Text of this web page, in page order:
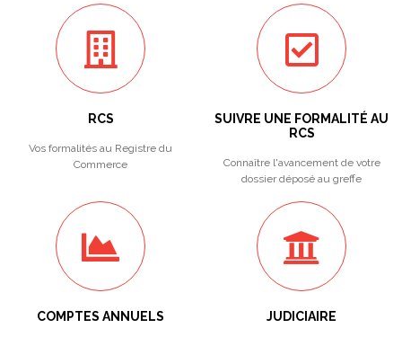
RCS
Vos formalités au Registre du
Commerce
SUIVRE UNE FORMALITÉ AU
RCS
Connaître l'avancement de votre
dossier déposé au greffe
COMPTES ANNUELS JUDICIAIRE